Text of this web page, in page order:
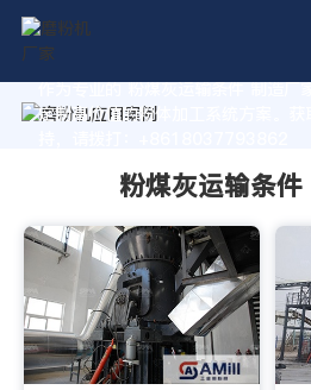
作为专业的 粉煤灰运输条件 制造厂
定制高价值的粉体加工系统方案。获
粉煤灰运输条